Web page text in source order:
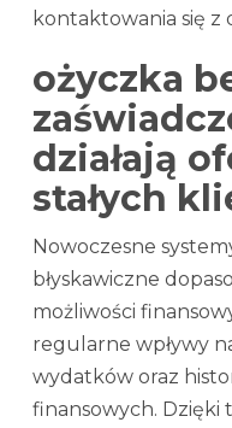
kontaktowania się z
ożyczka
działają
stałych
Nowoczesne
błyskawiczne
możliwości
regularne wpływy
wydatków oraz
finansowych.